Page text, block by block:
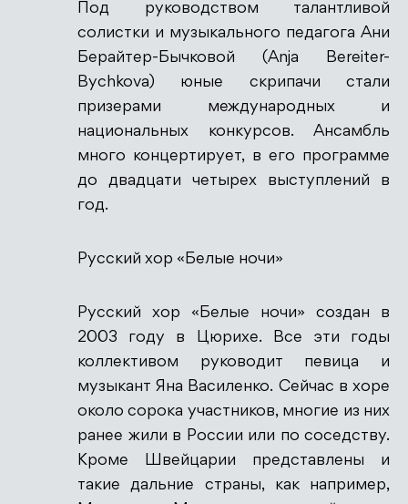
Под руководством талантливой
солистки и музыкального педагога Ани
Берайтер-Бычковой (Anja Bereiter-
Bychkova) юные скрипачи стали
призерами международных и
национальных конкурсов. Ансамбль
много концертирует, в его программе
до двадцати четырех выступлений в
год.
Русский хор «Белые ночи»
Русский хор «Белые ночи» создан в
2003 году в Цюрихе. Все эти годы
коллективом руководит певица и
музыкант Яна Василенко. Сейчас в хоре
около сорока участников, многие из них
ранее жили в России или по соседству.
Кроме Швейцарии представлены и
такие дальние страны, как например,